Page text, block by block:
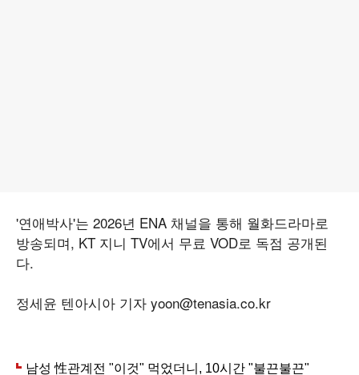
'연애박사'는 2026년 ENA 채널을 통해 월화드라마로
방송되며, KT 지니 TV에서 무료 VOD로 독점 공개된
다.
정세윤 텐아시아 기자 yoon@tenasia.co.kr